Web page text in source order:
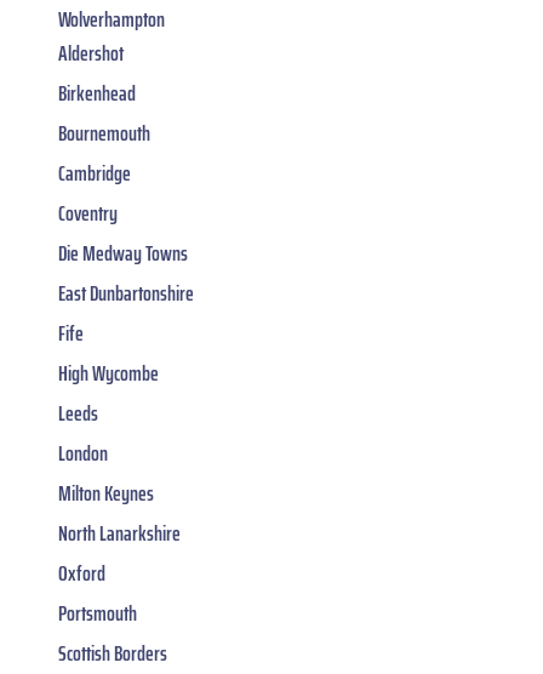
Wolverhampton
Aldershot
Birkenhead
Bournemouth
Cambridge
Coventry
Die Medway Towns
East Dunbartonshire
Fife
High Wycombe
Leeds
London
Milton Keynes
North Lanarkshire
Oxford
Portsmouth
Scottish Borders